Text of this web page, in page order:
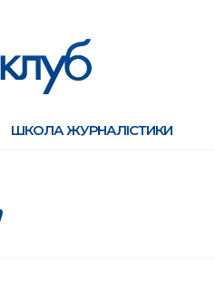
ШКОЛА ЖУРНАЛІСТИКИ